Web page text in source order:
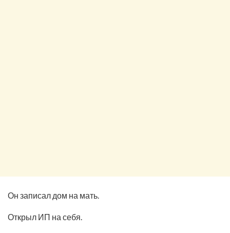
Он записал дом на мать.
Открыл ИП на себя.